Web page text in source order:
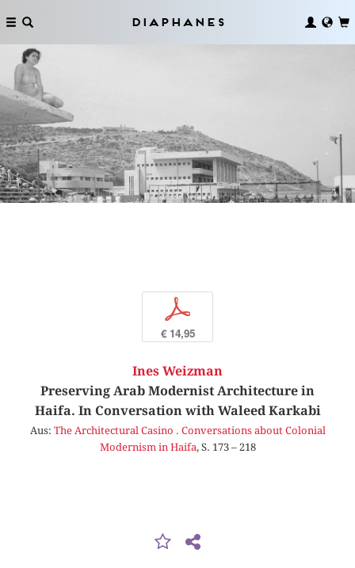
Diaphanes
p
€ 14,95
Ines Weizman
Preserving Arab Modernist Architecture in
Haifa. In Conversation with Waleed Karkabi
Aus: The Architectural Casino . Conversations about Colonial
Modernism in Haifa, S. 173 – 218